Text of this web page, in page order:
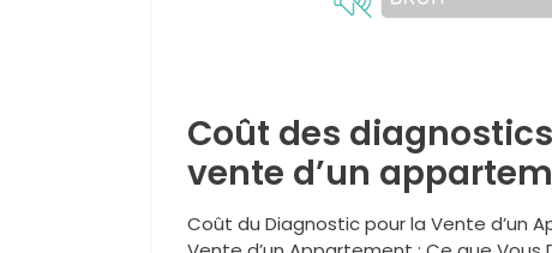
Coût des
vente d’un
Coût du Diagnostic pour la Vente d’un